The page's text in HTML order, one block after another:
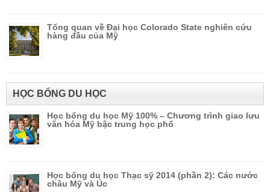
Tổng quan về Đại học Colorado State nghiên cứu
hàng đầu của Mỹ
HỌC BỔNG DU HỌC
Học bổng du học Mỹ 100% – Chương trình giao lưu
văn hóa Mỹ bậc trung học phổ
Học bổng du học Thạc sỹ 2014 (phần 2): Các nước
châu Mỹ và Úc